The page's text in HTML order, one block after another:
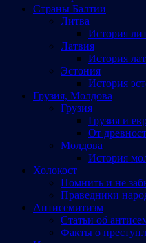
Страны Балтии
Литва
История
Латвия
История
Эстония
История
Грузия, Молдова
Грузия
Грузия и
От
Молдова
История
Холокост
Помнить и не
Праведники
Антисемитизм
Статьи об
Факты о